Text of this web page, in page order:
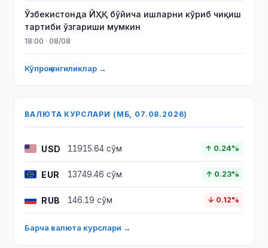
Ўзбекистонда ЙҲҚ бўйича ишларни кўриб чиқиш
тартиби ўзгариши мумкин
18:00 · 08/08
Кўпроқ янгиликлар →
ВАЛЮТА КУРСЛАРИ (МБ, 07.08.2026)
USD 11915.64 сўм ↑ 0.24%
EUR 13749.46 сўм ↑ 0.23%
RUB 146.19 сўм ↓ 0.12%
Барча валюта курслари →